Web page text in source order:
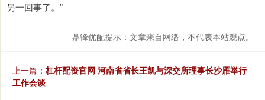
另一回事了。”
鼎锋优配提示：文章来自网络，不代表本站观点。
上一篇： 杠杆配资官网 河南省省长王凯与深交所理事长沙雁举行
工作会谈